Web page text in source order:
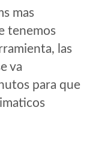
mas
tenemos
las
va
para que